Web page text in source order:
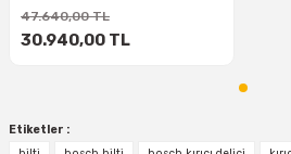
47.640,00 TL
30.940,00 TL
Etiketler :